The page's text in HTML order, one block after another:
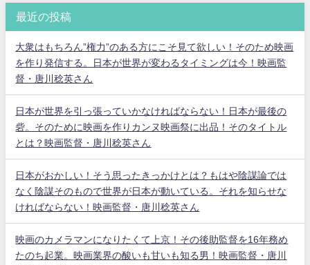
最近の投稿
大衆はもちろん”権力”のある方にこそ見て欲しい！そのため映画
を作り発信する。日本が世界が変わるタイミングは今！映画監
督・唐川稔英さん
日本が世界を引っ張っていかなければならない！日本が最後の
砦。そのために映画を作りカンヌ映画祭に出品！そのタイトル
とは？映画監督・唐川稔英さん
日本がおかしい！そう思ったきっかけとは？もはや陰謀論では
なく陰謀そのもので世界が日本が動いている。それを知らせな
ければならない！映画監督・唐川稔英さん
映画のカメラマンになりたくて上京！その後助監督を16年務め
たのち起業。映画業界の酸いも甘いも知る男！映画監督・唐川